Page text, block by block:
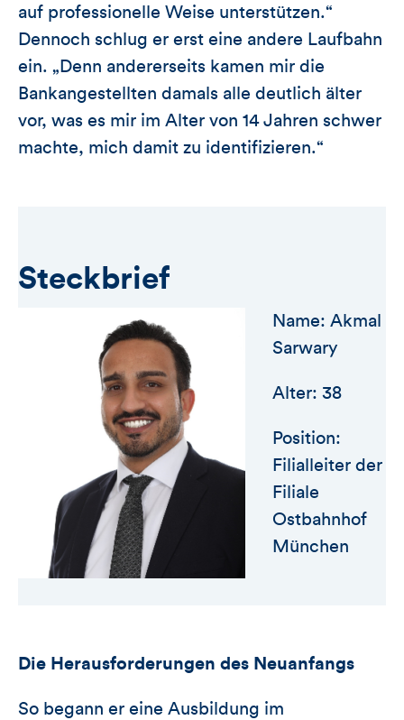
auf professionelle Weise unterstützen.“
Dennoch schlug er erst eine andere Laufbahn
ein. „Denn andererseits kamen mir die
Bankangestellten damals alle deutlich älter
vor, was es mir im Alter von 14 Jahren schwer
machte, mich damit zu identifizieren.“
Steckbrief
Name: Akmal
Sarwary
Alter: 38
Position:
Filialleiter der
Filiale
Ostbahnhof
München
Die Herausforderungen des Neuanfangs
So begann er eine Ausbildung im